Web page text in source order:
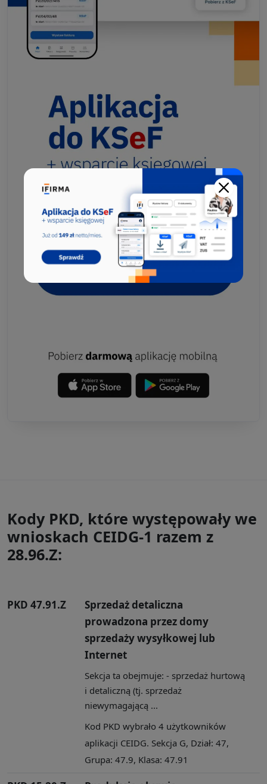
Kody PKD, które występowały we
wnioskach CEIDG-1 razem z
28.96.Z:
PKD 47.91.Z
Sprzedaż detaliczna
prowadzona przez domy
sprzedaży wysyłkowej lub
Internet
Sekcja ta obejmuje: - sprzedaż hurtową
i detaliczną (tj. sprzedaż
niewymagającą ...
Kod PKD wybrało 4 użytkowników
aplikacji CEIDG. Sekcja G, Dział: 47,
Grupa: 47.9, Klasa: 47.91